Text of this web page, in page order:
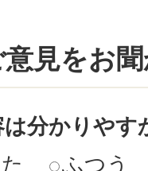
見をお
分かりやす
ふつう